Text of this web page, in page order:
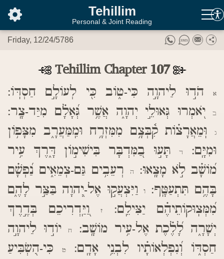
Tehillim
Personal & Joint Reading
Friday, 12/24/5786
Tehillim Chapter 107
א הֹד֣וּ לַיהוָ֣ה כִּי-ט֑וֹב כִּ֖י לְעוֹלָ֣ם חַסְדּֽוֹ:
ב יֹ֭אמְרוּ גְּאוּלֵ֣י יְהוָ֑ה אֲשֶׁ֥ר גְּ֝אָלָ֗ם מִיַּד-צָֽר:
ג
וּֽמֵאֲרָצ֗וֹת קִ֫בְּצָ֥ם מִמִּזְרָ֥ח וּמִֽמַּעֲרָ֑ב מִצָּפ֥וֹן
וּמִיָּֽם:
דתָּע֣וּ בַ֭מִּדְבָּר בִּישִׁימ֣וֹן דָּ֑רֶךְ עִ֥יר
מ֝וֹשָׁ֗ב לֹ֣א מָצָֽאוּ:ה
רְעֵבִ֥ים גַּם-צְמֵאִ֑ים נַ֝פְשָׁ֗ם
בָּהֶ֥ם תִּתְעַטָּֽף:ו
וַיִּצְעֲק֣וּ אֶל-יְ֭הוָה בַּצַּ֣ר לָהֶ֑ם
מִ֝מְּצֽוּקוֹתֵיהֶ֗ם יַצִּילֵֽם:
ז
וַ֭יַּֽדְרִיכֵם בְּדֶ֣רֶךְ
יְשָׁרָ֑ה לָ֝לֶ֗כֶת אֶל-עִ֥יר מוֹשָֽׁב:
חיוֹד֣וּ לַיהוָ֣ה
חַסְדּ֑וֹ וְ֝נִפְלְאוֹתָ֗יו לִבְנֵ֥י אָדָֽם:ט
כִּי-הִ֭שְׂבִּיעַ